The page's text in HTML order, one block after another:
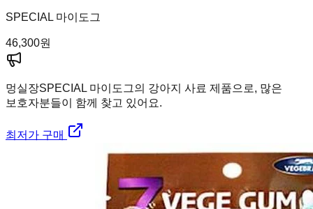
SPECIAL 마이도그
46,300원
멍실장SPECIAL 마이도그의 강아지 사료 제품으로, 많은
보호자분들이 함께 찾고 있어요.
최저가 구매